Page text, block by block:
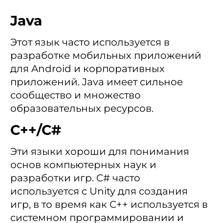
Java
Этот язык часто используется в
разработке мобильных приложений
для Android и корпоративных
приложений. Java имеет сильное
сообщество и множество
образовательных ресурсов.
C++/C#
Эти языки хороши для понимания
основ компьютерных наук и
разработки игр. C# часто
используется с Unity для создания
игр, в то время как C++ используется в
системном программировании и